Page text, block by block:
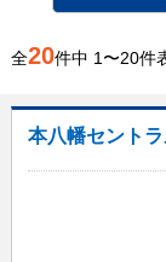
全20件中 1〜20件
本八幡セント